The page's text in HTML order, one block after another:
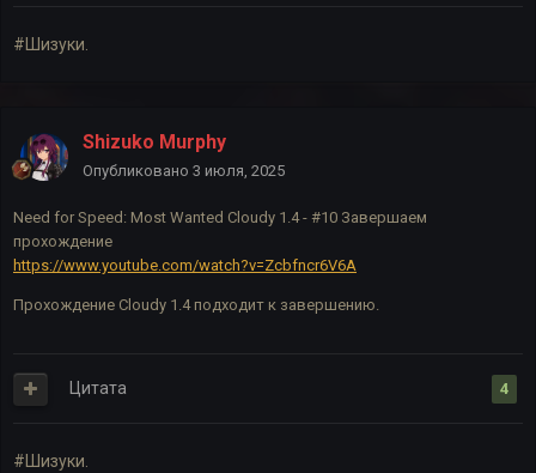
#Шизуки.
Shizuko Murphy
Опубликовано 3 июля, 2025
Need for Speed: Most Wanted Cloudy 1.4 - #10 Завершаем
прохождение
https://www.youtube.com/watch?v=Zcbfncr6V6A
Прохождение Cloudy 1.4 подходит к завершению.
4
Цитата
#Шизуки.